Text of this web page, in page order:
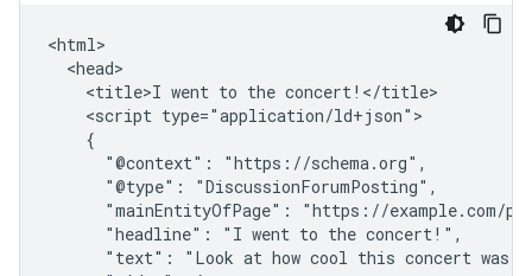
<html>
  <head>
    <title>I went to the concert!</title>
    <script type="application/ld+json">
    {
      "@context": "https://schema.org",
      "@type": "DiscussionForumPosting",
"mainEntityOfPage": "https://example.com/
      "headline": "I went to the concert!",
"text": "Look at how cool this concert